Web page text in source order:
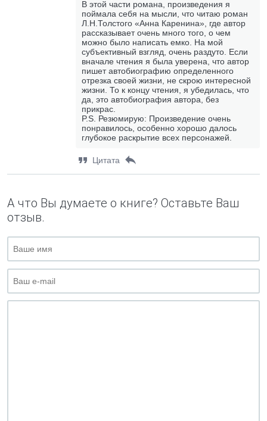
В этой части романа, произведения я
поймала себя на мысли, что читаю роман
Л.Н.Толстого «Анна Каренина», где автор
рассказывает очень много того, о чем
можно было написать емко. На мой
субъективный взгляд, очень раздуто. Если
вначале чтения я была уверена, что автор
пишет автобиографию определенного
отрезка своей жизни, не скрою интересной
жизни. То к концу чтения, я убедилась, что
да, это автобиография автора, без
прикрас.
P.S. Резюмирую: Произведение очень
понравилось, особенно хорошо далось
глубокое раскрытие всех персонажей.
Цитата
А что Вы думаете о книге? Оставьте Ваш
отзыв.